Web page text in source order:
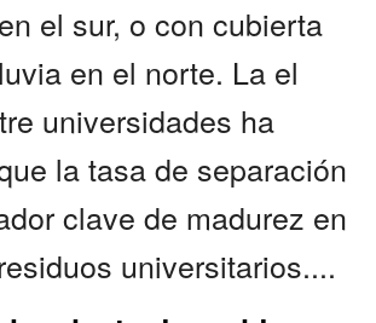
el sur, o con cubierta
en el norte. La el
universidades ha
la tasa de separación
clave de madurez en
universitarios....